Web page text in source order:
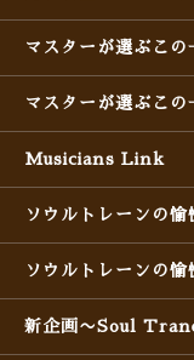
マスターが選ぶこ
マスターが選ぶこの
Musicians Link
ソウルトレーンの
ソウルトレーンの
新企画〜Soul